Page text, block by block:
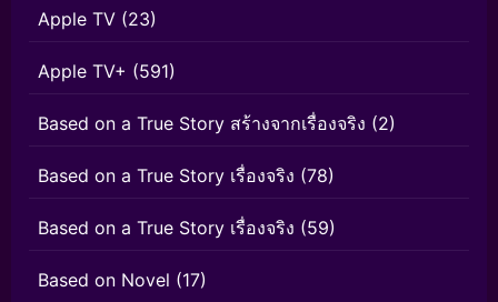
Apple TV (23)
Apple TV+ (591)
Based on a True Story สร้างจากเรื่องจริง (2)
Based on a True Story เรื่องจริง (78)
Based on a True Story เรื่องจริง (59)
Based on Novel (17)